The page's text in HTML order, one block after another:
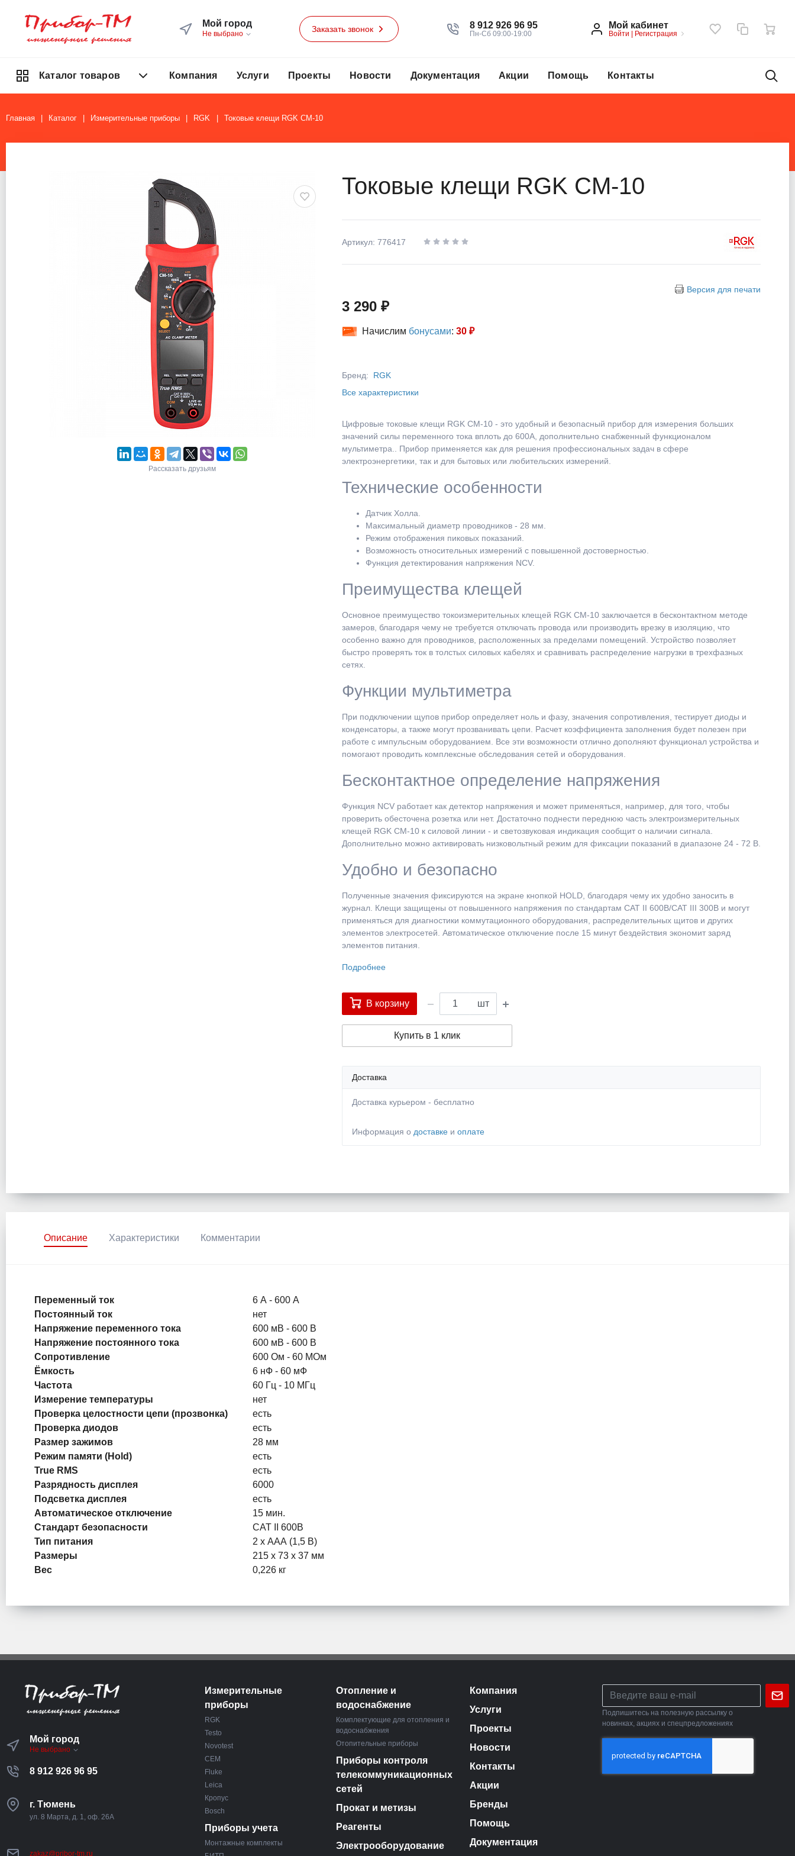
Мой город
Не выбрано
Заказать звонок 8 912 926 96 95
Пн-Сб 09:00-19:00
Мой кабинет
Войти | Регистрация
Каталог товаров Компания Услуги Проекты Новости Документация Акции Помощь Контакты
Главная Каталог Измерительные приборы RGK Токовые клещи RGK CM-10
Рассказать друзьям
Токовые клещи RGK CM-10
Артикул: 776417
Версия для печати
3 290 ₽
Начислим бонусами: 30 ₽
Бренд:
RGK
Все характеристики
Цифровые токовые клещи RGK CM-10 - это удобный и безопасный прибор для измерения больших
значений силы переменного тока вплоть до 600А, дополнительно снабженный функционалом
мультиметра.. Прибор применяется как для решения профессиональных задач в сфере
электроэнергетики, так и для бытовых или любительских измерений.
Технические особенности
Датчик Холла.
Максимальный диаметр проводников - 28 мм.
Режим отображения пиковых показаний.
Возможность относительных измерений с повышенной достоверностью.
Функция детектирования напряжения NCV.
Преимущества клещей
Основное преимущество токоизмерительных клещей RGK CM-10 заключается в бесконтактном методе
замеров, благодаря чему не требуется отключать провода или производить врезку в изоляцию, что
особенно важно для проводников, расположенных за пределами помещений. Устройство позволяет
быстро проверять ток в толстых силовых кабелях и сравнивать распределение нагрузки в трехфазных
сетях.
Функции мультиметра
При подключении щупов прибор определяет ноль и фазу, значения сопротивления, тестирует диоды и
конденсаторы, а также могут прозванивать цепи. Расчет коэффициента заполнения будет полезен при
работе с импульсным оборудованием. Все эти возможности отлично дополняют функционал устройства и
помогают проводить комплексные обследования сетей и оборудования.
Бесконтактное определение напряжения
Функция NCV работает как детектор напряжения и может применяться, например, для того, чтобы
проверить обесточена розетка или нет. Достаточно поднести переднюю часть электроизмерительных
клещей RGK CM-10 к силовой линии - и светозвуковая индикация сообщит о наличии сигнала.
Дополнительно можно активировать низковольтный режим для фиксации показаний в диапазоне 24 - 72 В.
Удобно и безопасно
Полученные значения фиксируются на экране кнопкой HOLD, благодаря чему их удобно заносить в
журнал. Клещи защищены от повышенного напряжения по стандартам CAT II 600В/CAT III 300В и могут
применяться для диагностики коммутационного оборудования, распределительных щитов и других
элементов электросетей. Автоматическое отключение после 15 минут бездействия экономит заряд
элементов питания.
Подробнее
В корзину шт
Купить в 1 клик
Доставка
Доставка курьером - бесплатно
Информация о доставке и оплате
Описание Характеристики Комментарии
Переменный ток
6 А - 600 А
Постоянный ток
нет
Напряжение переменного тока
600 мВ - 600 В
Напряжение постоянного тока
600 мВ - 600 В
Сопротивление
600 Ом - 60 МОм
Ёмкость
6 нФ - 60 мФ
Частота
60 Гц - 10 МГц
Измерение температуры
нет
Проверка целостности цепи (прозвонка)
есть
Проверка диодов
есть
Размер зажимов
28 мм
Режим памяти (Hold)
есть
True RMS
есть
Разрядность дисплея
6000
Подсветка дисплея
есть
Автоматическое отключение
15 мин.
Стандарт безопасности
CAT II 600В
Тип питания
2 х ААА (1,5 В)
Размеры
215 x 73 x 37 мм
Вес
0,226 кг
Мой город
Не выбрано
8 912 926 96 95
г. Тюмень
ул. 8 Марта, д. 1, оф. 26А
zakaz@pribor-tm.ru
Измерительные
приборы
RGK
Testo
Novotest
CEM
Fluke
Leica
Кропус
Bosch
Приборы учета
Монтажные комплекты
Отопление и
водоснабжение
Комплектующие для отопления и
водоснабжения
Отопительные приборы
Приборы контроля
телекоммуникационных
сетей
Прокат и метизы
Реагенты
Электрооборудование
Компания
Услуги
Проекты
Новости
Контакты
Акции
Бренды
Помощь
Документация
Подпишитесь на полезную рассылку о
новинках, акциях и спецпредложениях